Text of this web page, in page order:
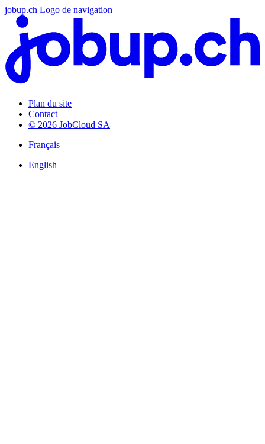
jobup.ch Logo de navigation
Plan du site
Contact
© 2026 JobCloud SA
Français
English